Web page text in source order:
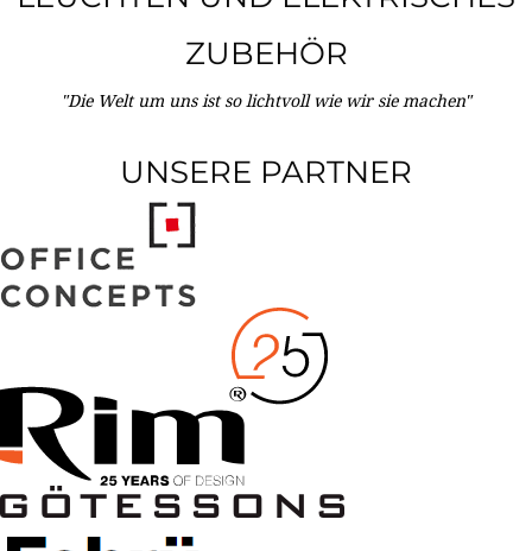
ZUBEHÖR
"Die Welt um uns ist so lichtvoll wie wir sie machen"
UNSERE PARTNER